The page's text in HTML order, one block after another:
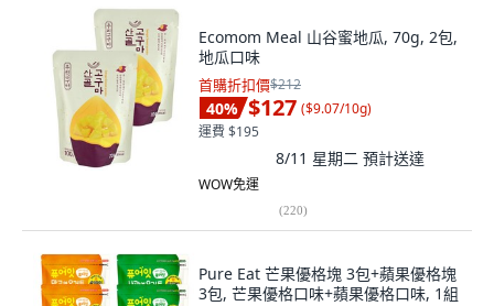
Ecomom Meal 山谷蜜地瓜, 70g, 2包,
地瓜口味
首購折扣價$212
40% $127 ($9.07/10g)
運費 $195
8/11 星期二 預計送達
WOW免運
(220)
Pure Eat 芒果優格塊 3包+蘋果優格塊
3包, 芒果優格口味+蘋果優格口味, 1組